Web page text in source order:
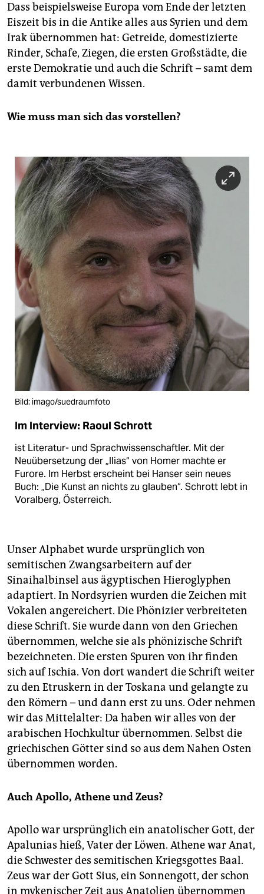
Dass beispielsweise Europa vom Ende der letzten
Eiszeit bis in die Antike alles aus Syrien und dem
Irak übernommen hat: Getreide, domestizierte
Rinder, Schafe, Ziegen, die ersten Großstädte, die
erste Demokratie und auch die Schrift – samt dem
damit verbundenen Wissen.
Wie muss man sich das vorstellen?
Bild: imago/suedraumfoto
Im Interview: Raoul Schrott
ist Literatur- und Sprachwissenschaftler. Mit der
Neuübersetzung der „Ilias“ von Homer machte er
Furore. Im Herbst erscheint bei Hanser sein neues
Buch: „Die Kunst an nichts zu glauben“. Schrott lebt in
Voralberg, Österreich.
Unser Alphabet wurde ursprünglich von
semitischen Zwangsarbeitern auf der
Sinaihalbinsel aus ägyptischen Hieroglyphen
adaptiert. In Nordsyrien wurden die Zeichen mit
Vokalen angereichert. Die Phönizier verbreiteten
diese Schrift. Sie wurde dann von den Griechen
übernommen, welche sie als phönizische Schrift
bezeichneten. Die ersten Spuren von ihr finden
sich auf Ischia. Von dort wandert die Schrift weiter
zu den Etruskern in der Toskana und gelangte zu
den Römern – und dann erst zu uns. Oder nehmen
wir das Mittelalter: Da haben wir alles von der
arabischen Hochkultur übernommen. Selbst die
griechischen Götter sind so aus dem Nahen Osten
übernommen worden.
Auch Apollo, Athene und Zeus?
Apollo war ursprünglich ein anatolischer Gott, der
Apalunias hieß, Vater der Löwen. Athene war Anat,
die Schwester des semitischen Kriegsgottes Baal.
Zeus war der Gott Sius, ein Sonnengott, der schon
in mykenischer Zeit aus Anatolien übernommen